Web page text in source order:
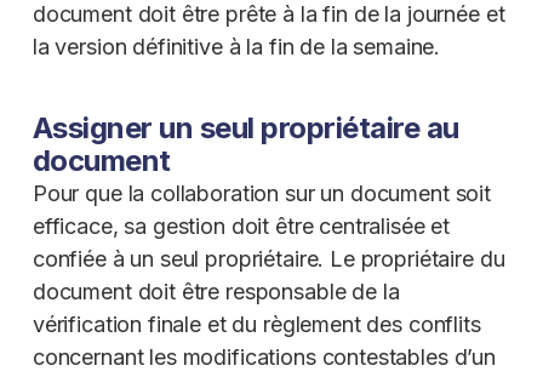
document doit être prête à la fin de la journée et
la version définitive à la fin de la semaine.
Assigner un seul propriétaire au
document
Pour que la collaboration sur un document soit
efficace, sa gestion doit être centralisée et
confiée à un seul propriétaire. Le propriétaire du
document doit être responsable de la
vérification finale et du règlement des conflits
concernant les modifications contestables d’un